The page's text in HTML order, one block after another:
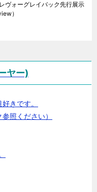
ヴォーグレイバック先行展示
）
ヤー)
きです。
照ください）